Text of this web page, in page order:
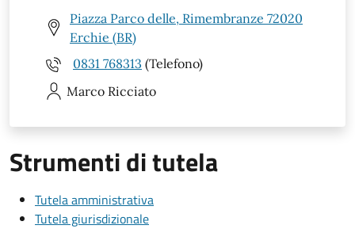
Piazza Parco delle, Rimembranze 72020
Erchie (BR)
0831 768313 (Telefono)
Marco Ricciato
Strumenti di tutela
Tutela amministrativa
Tutela giurisdizionale